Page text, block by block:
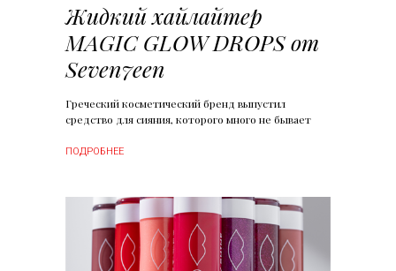
Жидкий хайлайтер
MAGIC GLOW DROPS от
Seven7een
Греческий косметический бренд выпустил
средство для сияния, которого много не бывает
ПОДРОБНЕЕ